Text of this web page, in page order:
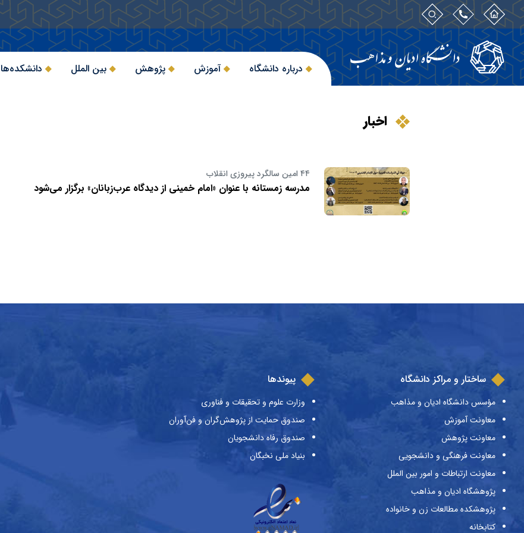
درباره دانشگاه آموزش پژوهش بین الملل دانشکده‌ها
اخبار
۴۴ امین سالگرد پیروزی انقلاب
مدرسه زمستانه با عنوان «امام خمینی از دیدگاه عرب‌زبانان» برگزار می‌شود
ساختار و مراکز دانشگاه
مؤسس دانشگاه ادیان و مذاهب
معاونت آموزش
معاونت پژوهش
معاونت فرهنگی و دانشجویی
معاونت ارتباطات و امور بین الملل
پژوهشگاه ادیان و مذاهب
پژوهشکده مطالعات زن و خانواده
کتابخانه
پیوندها
وزارت علوم و تحقیقات و فناوری
صندوق حمایت از پژوهش‌گران و فن‌آوران
صندوق رفاه دانشجویان
بنیاد ملی نخبگان